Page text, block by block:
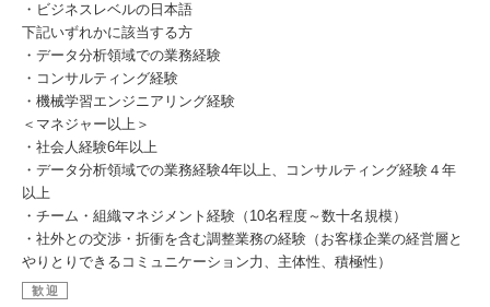
・ビジネスレベルの日本語
下記いずれかに該当する方
・データ分析領域での業務経験
・コンサルティング経験
・機械学習エンジニアリング経験
＜マネジャー以上＞
・社会人経験6年以上
・データ分析領域での業務経験4年以上、コンサルティング経験４年
以上
・チーム・組織マネジメント経験（10名程度～数十名規模）
・社外との交渉・折衝を含む調整業務の経験（お客様企業の経営層と
やりとりできるコミュニケーション力、主体性、積極性）
歓迎